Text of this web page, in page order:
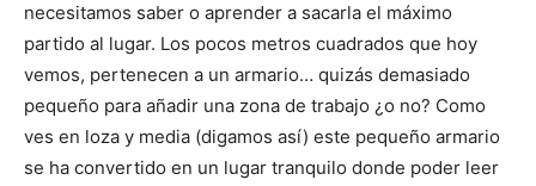
r
i
e
n
t
e
)
r
i
r
e
n
o
o
k
r
t
i
r
e
n
r
e
s
t
r
i
r
e
n
i
n
p
p
necesitamos saber o aprender a sacarla el máximo
partido al lugar. Los pocos metros cuadrados que hoy
vemos, pertenecen a un armario… quizás demasiado
pequeño para añadir una zona de trabajo ¿o no? Como
ves en loza y media (digamos así) este pequeño armario
se ha convertido en un lugar tranquilo donde poder leer